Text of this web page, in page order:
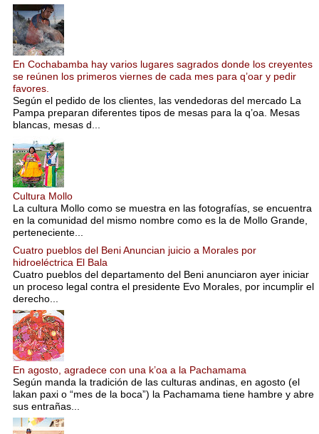
En Cochabamba hay varios lugares sagrados donde los creyentes
se reúnen los primeros viernes de cada mes para q’oar y pedir
favores.
Según el pedido de los clientes, las vendedoras del mercado La
Pampa preparan diferentes tipos de mesas para la q’oa. Mesas
blancas, mesas d...
Cultura Mollo
La cultura Mollo como se muestra en las fotografías, se encuentra
en la comunidad del mismo nombre como es la de Mollo Grande,
perteneciente...
Cuatro pueblos del Beni Anuncian juicio a Morales por
hidroeléctrica El Bala
Cuatro pueblos del departamento del Beni anunciaron ayer iniciar
un proceso legal contra el presidente Evo Morales, por incumplir el
derecho...
En agosto, agradece con una k’oa a la Pachamama
Según manda la tradición de las culturas andinas, en agosto (el
lakan paxi o “mes de la boca”) la Pachamama tiene hambre y abre
sus entrañas...